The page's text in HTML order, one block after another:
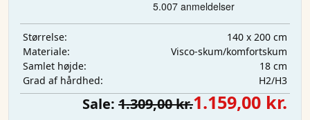
Størrelse:
140 x 200 cm
Materiale:
Visco-skum/komfortskum
Samlet højde:
18 cm
Grad af hårdhed:
H2/H3
Sale: 1.309,00 kr.1.159,00 kr.